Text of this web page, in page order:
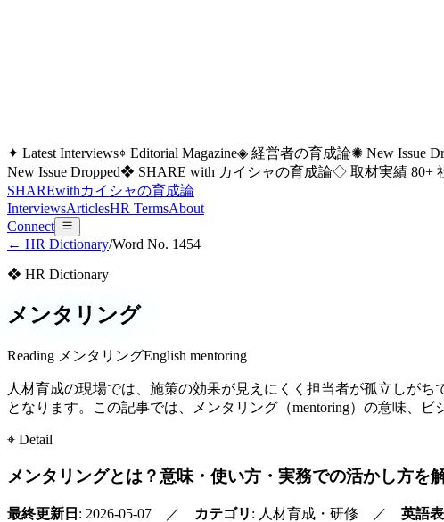
✦ Latest Interviews⌖ Editorial Magazine◈ 経営者の育成論✺ New Issue
New Issue Dropped❖ SHARE with カイシャの育成論◇ 取材実績 80+
SHAREwithカイシャの育成論
InterviewsArticlesHR TermsAbout
Connect
← HR Dictionary/Word No. 1454
❖ HR Dictionary
メンタリング
Reading メンタリングEnglish mentoring
人材育成の現場では、施策の効果が見えにくく担当者が孤立しが
となります。この記事では、メンタリング（mentoring）の意味、
⌖ Detail
メンタリングとは？意味・使い方・実務での活かし方を
最終更新日 : 2026-05-07 ／ カテゴリ : 人材育成・研修 ／ 英語